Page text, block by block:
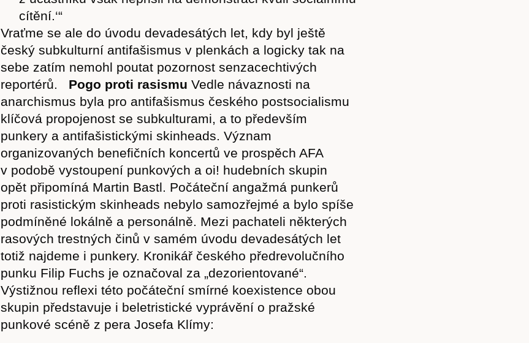
cítění.‘“
Vraťme se ale do úvodu devadesátých let, kdy byl ještě
český subkulturní antifašismus v plenkách a logicky tak na
sebe zatím nemohl poutat pozornost senzacechtivých
reportérů. Pogo proti rasismu Vedle návaznosti na
anarchismus byla pro antifašismus českého postsocialismu
klíčová propojenost se subkulturami, a to především
punkery a antifašistickými skinheads. Význam
organizovaných benefičních koncertů ve prospěch AFA
v podobě vystoupení punkových a oi! hudebních skupin
opět připomíná Martin Bastl. Počáteční angažmá punkerů
proti rasistickým skinheads nebylo samozřejmé a bylo spíše
podmíněné lokálně a personálně. Mezi pachateli některých
rasových trestných činů v samém úvodu devadesátých let
totiž najdeme i punkery. Kronikář českého předrevolučního
punku Filip Fuchs je označoval za „dezorientované“.
Výstižnou reflexi této počáteční smírné koexistence obou
skupin představuje i beletristické vyprávění o pražské
punkové scéně z pera Josefa Klímy: